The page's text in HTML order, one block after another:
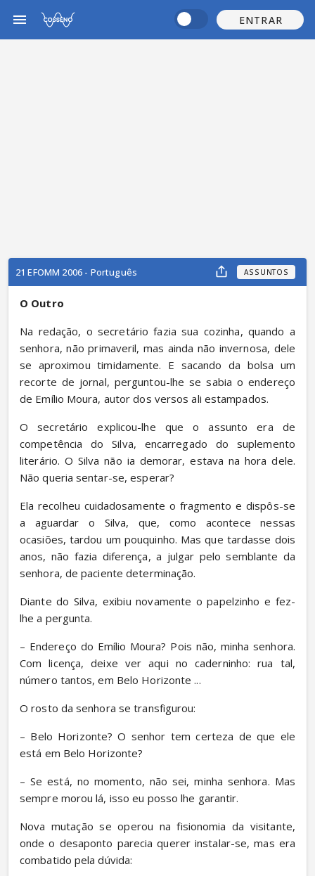
ENTRAR
21 EFOMM 2006 - Português ASSUNTOS
O Outro
Na redação, o secretário fazia sua cozinha, quando a
senhora, não primaveril, mas ainda não invernosa, dele
se aproximou timidamente. E sacando da bolsa um
recorte de jornal, perguntou-lhe se sabia o endereço
de Emílio Moura, autor dos versos ali estampados.
O secretário explicou-lhe que o assunto era de
competência do Silva, encarregado do suplemento
literário. O Silva não ia demorar, estava na hora dele.
Não queria sentar-se, esperar?
Ela recolheu cuidadosamente o fragmento e dispôs-se
a aguardar o Silva, que, como acontece nessas
ocasiões, tardou um pouquinho. Mas que tardasse dois
anos, não fazia diferença, a julgar pelo semblante da
senhora, de paciente determinação.
Diante do Silva, exibiu novamente o papelzinho e fez-
lhe a pergunta.
– Endereço do Emílio Moura? Pois não, minha senhora.
Com licença, deixe ver aqui no caderninho: rua tal,
número tantos, em Belo Horizonte ...
O rosto da senhora se transfigurou:
– Belo Horizonte? O senhor tem certeza de que ele
está em Belo Horizonte?
– Se está, no momento, não sei, minha senhora. Mas
sempre morou lá, isso eu posso lhe garantir.
Nova mutação se operou na fisionomia da visitante,
onde o desaponto parecia querer instalar-se, mas era
combatido pela dúvida: